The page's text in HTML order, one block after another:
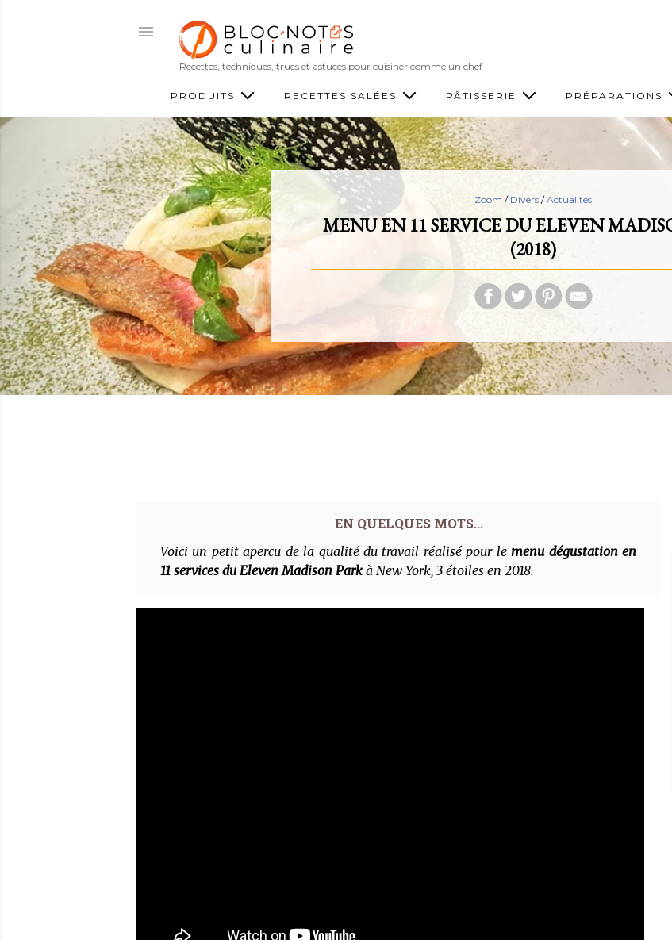
Recettes, techniques, trucs et astuces pour cuisiner comme un chef !
PRODUITS RECETTES SALÉES PÂTISSERIE PRÉPARATIONS
Zoom / Divers /Actualités
MENU EN 11 SERVICE DU ELEVEN
(2018)
Voici un petit aperçu de la qualité du travail réalisé pour le menu dégustation en
11 services du Eleven Madison Park à New York, 3 étoiles en 2018.